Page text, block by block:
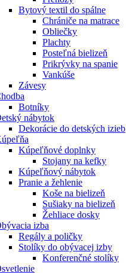
Bytový textil do spálne
Chrániče na matrace
Obliečky
Plachty
Posteľná bielizeň
Prikrývky na spanie
Vankúše
Závesy
Botníky
nábytok
Dekorácie do detských izieb
Kúpeľňové doplnky
Stojany na kefky
Kúpeľňový nábytok
Pranie a žehlenie
Koše na bielizeň
Sušiaky na bielizeň
Žehliace dosky
izba
Regály a poličky
Stolíky do obývacej izby
Konferenčné stolíky